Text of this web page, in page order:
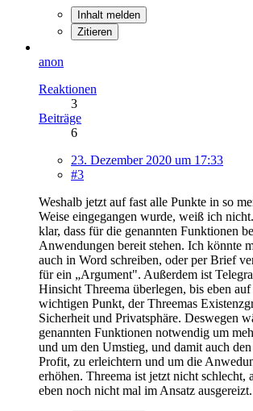
Inhalt melden
Zitieren
anon
Reaktionen
3
Beiträge
6
23. Dezember 2020 um 17:33
#3
Weshalb jetzt auf fast alle Punkte in so
Weise eingegangen wurde, weiß ich
klar, dass für die genannten Funktionen
Anwendungen bereit stehen. Ich könnte
auch in Word schreiben, oder per Brief
für ein „Argument". Außerdem ist
Hinsicht Threema überlegen, bis eben
wichtigen Punkt, der Threemas
Sicherheit und Privatsphäre. Deswegen
genannten Funktionen notwendig um
und um den Umstieg, und damit auch
Profit, zu erleichtern und um die
erhöhen. Threema ist jetzt nicht schlecht,
eben noch nicht mal im Ansatz ausgereizt.